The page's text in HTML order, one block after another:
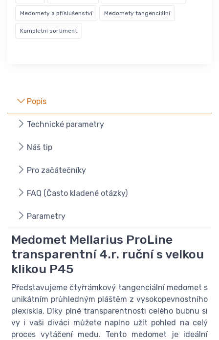
Medomety a příslušenství Medomety tangenciální
Kompletní sortiment
Popis
Technické parametry
Náš tip
Pro začátečníky
FAQ (Často kladené otázky)
Parametry
Medomet Mellarius ProLine
transparentní 4.r. ruční s velkou
klikou P45
Představujeme čtyřrámkový tangenciální medomet s
unikátním průhledným pláštěm z vysokopevnostního
plexiskla. Díky plné transparentnosti celého bubnu si
vy i vaši diváci můžete naplno užít pohled na celý
proces vytáčení medu. Tento medomet je ideální